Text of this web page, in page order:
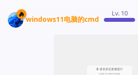
windows11电脑的cmd
Lv. 10